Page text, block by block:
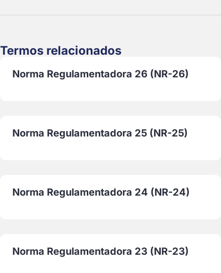
Termos relacionados
Norma Regulamentadora 26 (NR-26)
Norma Regulamentadora 25 (NR-25)
Norma Regulamentadora 24 (NR-24)
Norma Regulamentadora 23 (NR-23)